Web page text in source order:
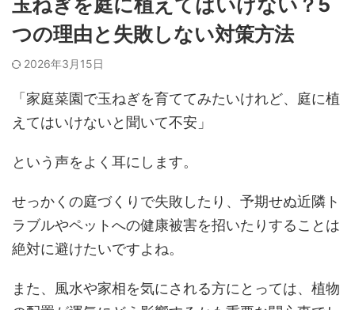
玉ねぎを庭に植えてはいけない？5
つの理由と失敗しない対策方法
2026年3月15日
「家庭菜園で玉ねぎを育ててみたいけれど、庭に植
えてはいけないと聞いて不安」
という声をよく耳にします。
せっかくの庭づくりで失敗したり、予期せぬ近隣ト
ラブルやペットへの健康被害を招いたりすることは
絶対に避けたいですよね。
また、風水や家相を気にされる方にとっては、植物